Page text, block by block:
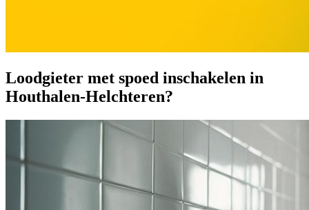
Loodgieter met spoed inschakelen in
Houthalen-Helchteren?